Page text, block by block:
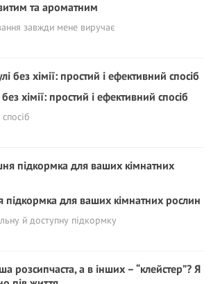
та ароматним
завжди мене виручає
хімії: простий і ефективний спосіб
підкормка для ваших кімнатних рослин
й доступну підкормку